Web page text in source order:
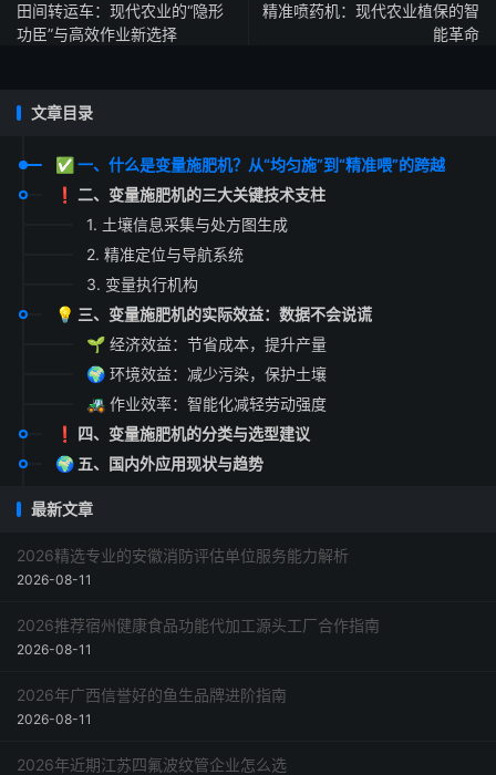
田间转运车：现代农业的“隐形
功臣”与高效作业新选择
精准喷药机：现代农业植保的智
能革命
文章目录
✅ 一、什么是变量施肥机？从“均匀施”到“精准喂”的跨越
❗ 二、变量施肥机的三大关键技术支柱
1. 土壤信息采集与处方图生成
2. 精准定位与导航系统
3. 变量执行机构
💡 三、变量施肥机的实际效益：数据不会说谎
🌱 经济效益：节省成本，提升产量
🌍 环境效益：减少污染，保护土壤
🚜 作业效率：智能化减轻劳动强度
❗ 四、变量施肥机的分类与选型建议
🌍 五、国内外应用现状与趋势
🔮 未来趋势：AI+物联网深度融合
❓ 六、常见问题与解答（Q&A）
最新文章
2026精选专业的安徽消防评估单位服务能力解析
2026-08-11
2026推荐宿州健康食品功能代加工源头工厂合作指南
2026-08-11
2026年广西信誉好的鱼生品牌进阶指南
2026-08-11
2026年近期江苏四氟波纹管企业怎么选